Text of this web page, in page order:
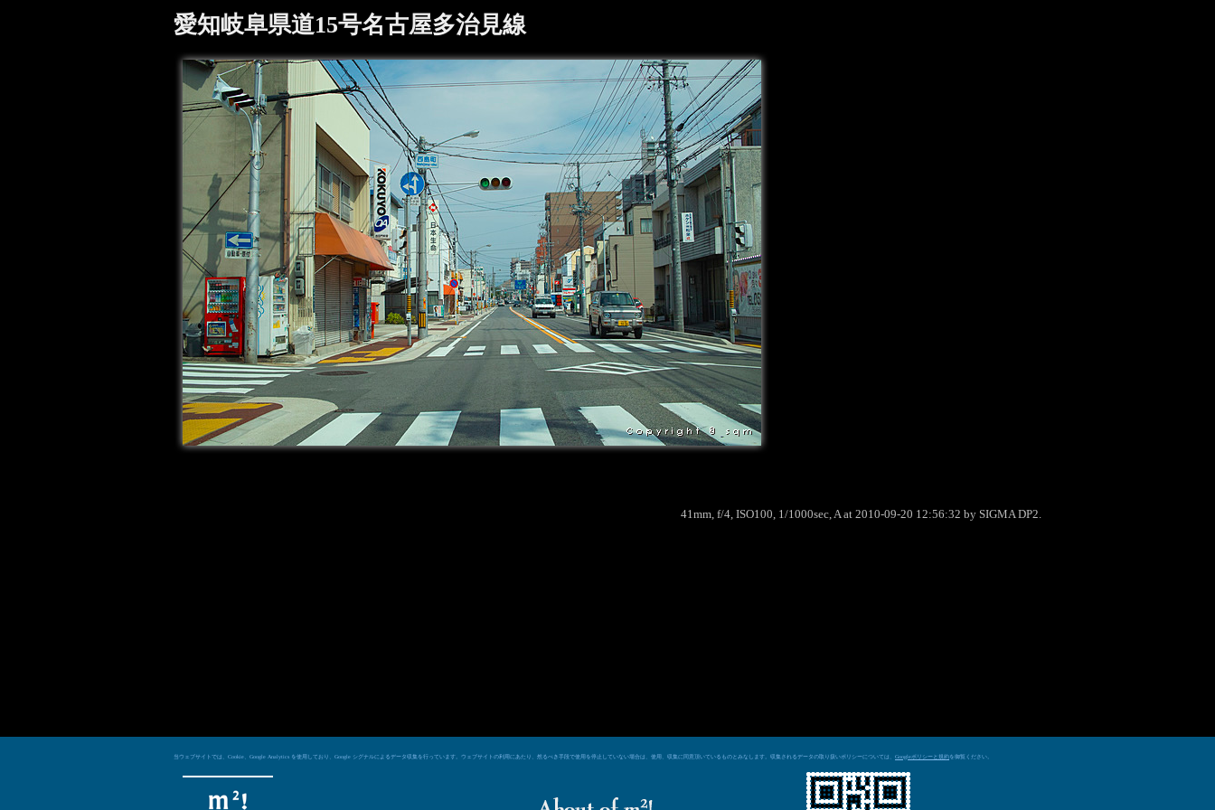
愛知岐阜県道15号名古屋多治見線
41mm, f/4, ISO100, 1/1000sec, A at 2010-09-20 12:56:32 by SIGMA DP2.
当ウェブサイトでは、Cookie、Google Analytics を使用しており、Google シグナルによるデータ収集を行っています。ウェブサイトの利用にあたり、然るべき手段で使用を停止していない場合は、使用、収集に同意頂いているものとみなします。収集されるデータの取り扱いポリシーについては、 Googleポリシーと規約を御覧ください。